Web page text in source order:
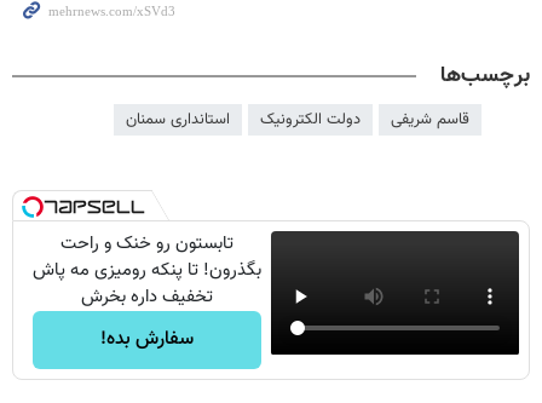
برچسب‌ها
قاسم شریفی دولت الکترونیک استانداری سمنان
تابستون رو خنک و راحت
بگذرون! تا پنکه رومیزی مه پاش
تخفیف داره بخرش
سفارش بده!